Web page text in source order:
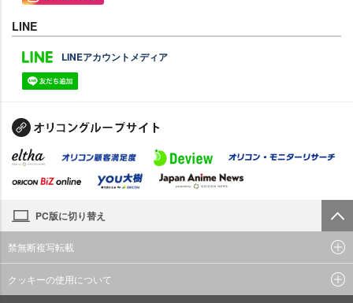
LINE
LINEアカウントメディア
PC版に切り替え
禁無断複写転載
クッキーの使用について